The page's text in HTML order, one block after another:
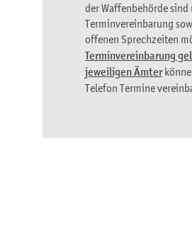
der Waffenbehörde
Terminvereinbarung
offenen Sprechzeiten
Terminvereinbarung
jeweiligen Ämter
Telefon Termine